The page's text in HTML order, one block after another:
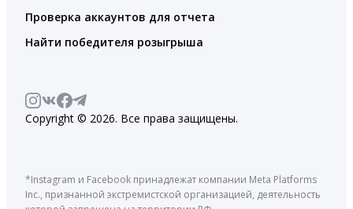
Проверка аккаунтов для отчета
Найти победителя розыгрыша
Copyright © 2026. Все права защищены.
*Instagram и Facebook принадлежат компании Meta Platforms
Inc., признанной экстремистской организацией, деятельность